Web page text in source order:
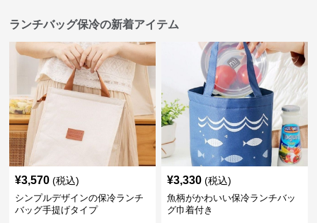
ランチバッグ保冷の新着アイテム
¥3,570 (税込)
シンプルデザインの保冷ランチ
バッグ手提げタイプ
¥3,330 (税込)
魚柄がかわいい保冷ランチバッ
グ巾着付き